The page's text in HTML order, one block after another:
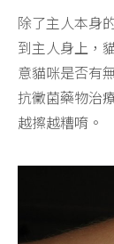
除了主人本身
到主人身上，
意貓咪是否有
抗黴菌藥物治
越擦越糟唷。